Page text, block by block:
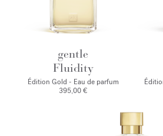
gentle
Fluidity
Édition Gold - Eau de parfum
395,00 €